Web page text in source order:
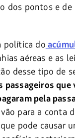
dos pontos e de
política do
aéreas e as
desse tipo de
passageiros que
pela
para a conta
pode causar